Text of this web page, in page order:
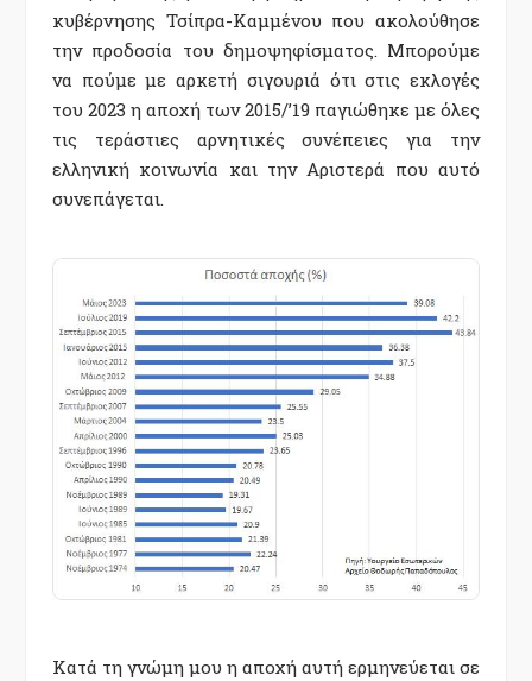
κυβέρνησης Τσίπρα-Καμμένου που ακολούθησε
την προδοσία του δημοψηφίσματος. Μπορούμε
να πούμε με αρκετή σιγουριά ότι στις εκλογές
του 2023 η αποχή των 2015/’19 παγιώθηκε με όλες
τις τεράστιες αρνητικές συνέπειες για την
ελληνική κοινωνία και την Αριστερά που αυτό
συνεπάγεται.
Κατά τη γνώμη μου η αποχή αυτή ερμηνεύεται σε